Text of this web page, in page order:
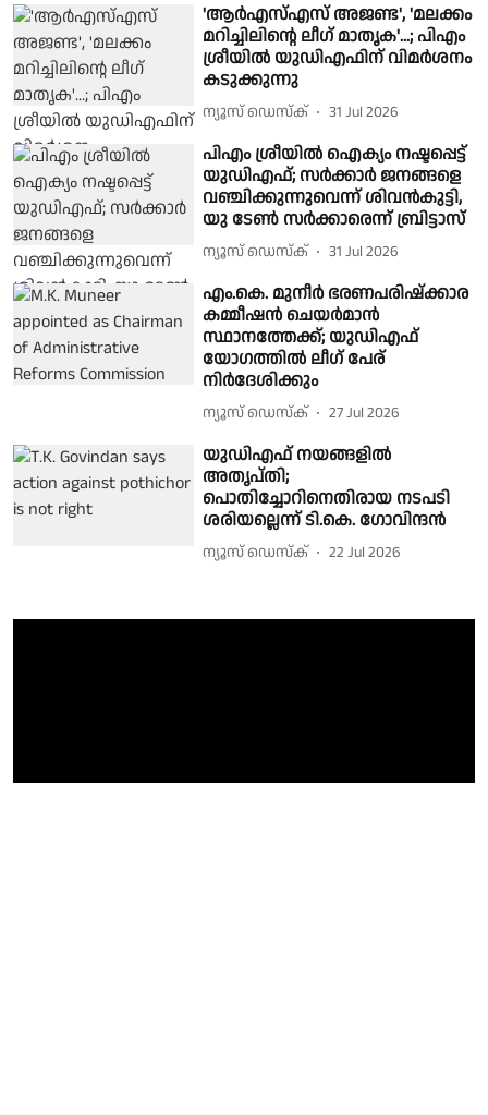
'ആര്‍എസ്എസ് അജണ്ട', 'മലക്കം
മറിച്ചിലിന്റെ ലീഗ് മാതൃക'...; പിഎം
ശ്രീയില്‍ യുഡിഎഫിന് വിമര്‍ശനം
കടുക്കുന്നു
ന്യൂസ് ഡെസ്ക് 31 Jul 2026
പിഎം ശ്രീയില്‍ ഐക്യം നഷ്ടപ്പെട്ട്
യുഡിഎഫ്; സര്‍ക്കാര്‍ ജനങ്ങളെ
വഞ്ചിക്കുന്നുവെന്ന് ശിവന്‍കുട്ടി,
യു ടേണ്‍ സര്‍ക്കാരെന്ന് ബ്രിട്ടാസ്
ന്യൂസ് ഡെസ്ക് 31 Jul 2026
എം.കെ. മുനീർ ഭരണപരിഷ്ക്കാര
കമ്മീഷൻ ചെയർമാൻ
സ്ഥാനത്തേക്ക്; യുഡിഎഫ്
യോഗത്തിൽ ലീഗ് പേര്
നിർദേശിക്കും
ന്യൂസ് ഡെസ്ക് 27 Jul 2026
യുഡിഎഫ് നയങ്ങളിൽ
അതൃപ്തി;
പൊതിച്ചോറിനെതിരായ നടപടി
ശരിയല്ലെന്ന് ടി.കെ. ഗോവിന്ദൻ
ന്യൂസ് ഡെസ്ക് 22 Jul 2026